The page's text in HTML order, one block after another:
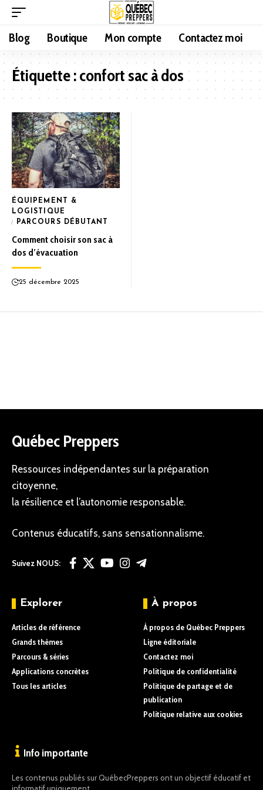
Blog Boutique Mon compte Contactez moi
Étiquette :confort sac à dos
ÉQUIPEMENT &
LOGISTIQUE
PARCOURS DÉBUTANT
Comment choisir son sac à
dos d’évacuation
25 décembre 2025
Québec Preppers
Ressources indépendantes sur la préparation
citoyenne,
la résilience et l’autonomie responsable.
Contenus éducatifs, sans sensationnalisme.
Suivez NOUS:
Explorer
Articles de référence
Grands thèmes
Parcours & séries
Applications concrètes
Tous les articles
À propos
À propos de Québec Preppers
Ligne éditoriale
Contactez moi
Politique de confidentialité
Politique de partage et de
publication
Politique relative aux cookies
Info importante
Les contenus publiés sur QuébecPreppers ont un objectif éducatif et